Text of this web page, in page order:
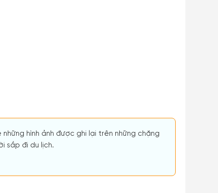
hình ảnh được ghi lại trên những chặng
sắp đi du lịch.